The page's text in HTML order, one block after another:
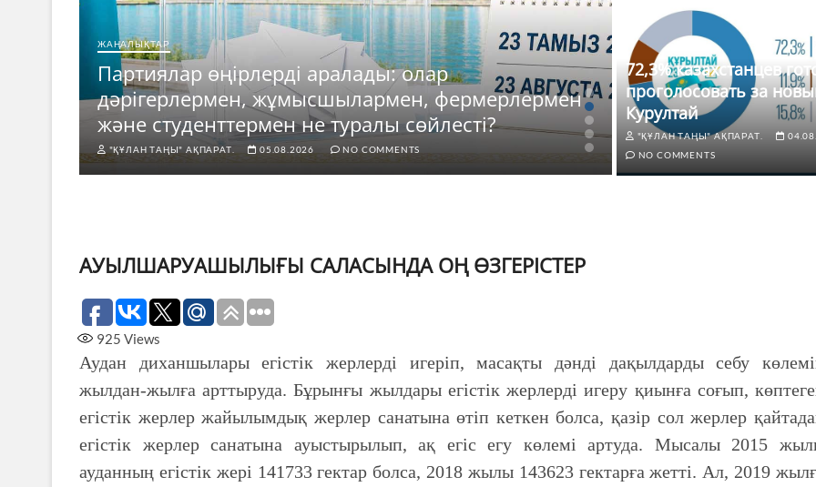
ЖАҢАЛЫҚТАР
Партиялар өңірлерді аралады: олар
дәрігерлермен, жұмысшылармен, фермерлермен
және студенттермен не туралы сөйлесті?
"ҚҰЛАН ТАҢЫ" АҚПАРАТ. 05.08.2026 NO COMMENTS
ЖАҢАЛЫҚТАР
72,3%
новый Курултай
72,3% казахстанцев
проголосовать за
Курултай
"ҚҰЛАН ТАҢЫ" АҚПАРАТ.
NO COMMENTS
АУЫЛШАРУАШЫЛЫҒЫ САЛАСЫНДА ОҢ ӨЗГЕРІСТЕР
925 Views
Аудан диханшылары егістік жерлерді игеріп, масақты дәнді дақылдарды себу
жылдан-жылға арттыруда. Бұрынғы жылдары егістік жерлерді игеру қиынға соғып,
егістік жерлер жайылымдық жерлер санатына өтіп кеткен болса, қазір сол жерлер
егістік жерлер санатына ауыстырылып, ақ егіс егу көлемі артуда. Мысалы 2015
ауданның егістік жері 141733 гектар болса, 2018 жылы 143623 гектарға жетті. Ал, 2019